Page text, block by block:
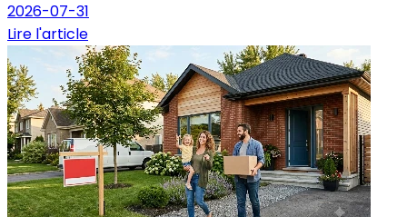
2026-07-31
Lire l'article